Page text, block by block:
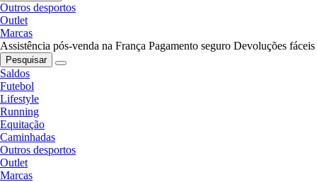
Outros desportos
Outlet
Marcas
Assistência pós-venda na França Pagamento seguro Devoluções fáceis
Pesquisar
Saldos
Futebol
Lifestyle
Running
Equitação
Caminhadas
Outros desportos
Outlet
Marcas